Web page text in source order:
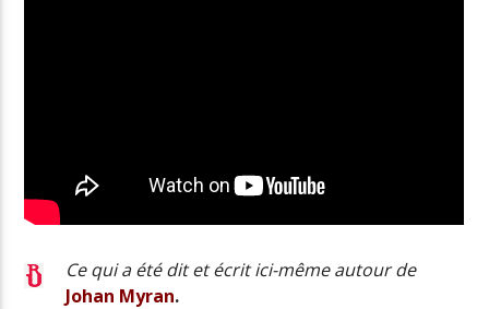
Ce qui a été dit et écrit ici-même autour de
Johan Myran.